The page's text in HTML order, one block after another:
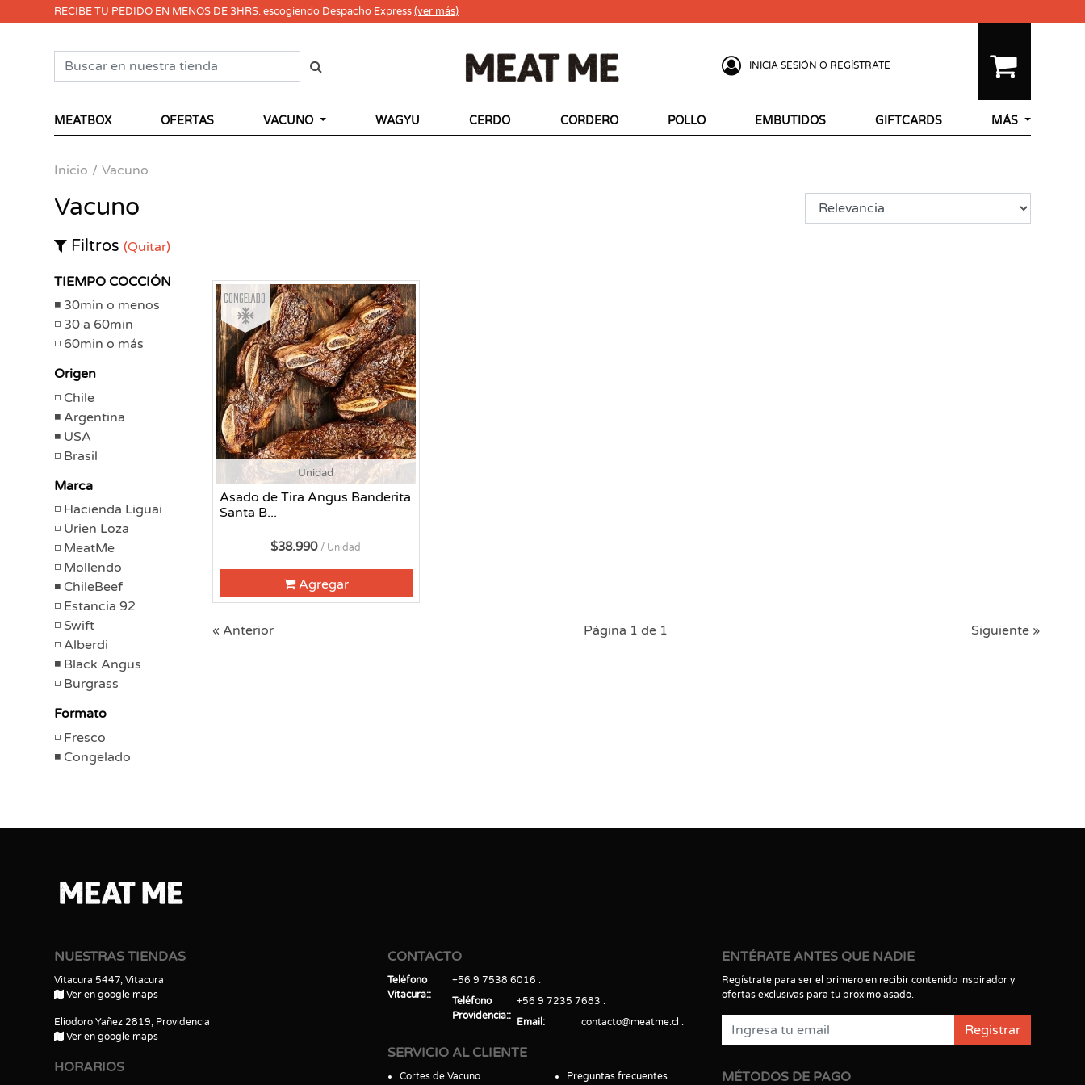
RECIBE TU PEDIDO EN MENOS DE 3HRS. escogiendo Despacho Express(ver más)
INICIA SESIÓN O REGÍSTRATE
MEATBOX OFERTAS VACUNO WAGYU CERDO CORDERO POLLO EMBUTIDOS GIFTCARDS MÁS
Inicio Vacuno
Vacuno
Filtros (Quitar)
TIEMPO COCCIÓN
30min o menos
30 a 60min
60min o más
Origen
Chile
Argentina
USA
Brasil
Marca
Hacienda Liguai
Urien Loza
MeatMe
Mollendo
ChileBeef
Estancia 92
Swift
Alberdi
Black Angus
Burgrass
Formato
Fresco
Congelado
Unidad
Asado de Tira Angus Banderita
Santa B...
Congelado
$38.990 / Unidad
Agregar
« Anterior Página 1 de 1 Siguiente »
NUESTRAS TIENDAS
Vitacura 5447, Vitacura
Ver en google maps
Eliodoro Yañez 2819, Providencia
Ver en google maps
HORARIOS
CONTACTO
Teléfono
Vitacura:
+56 9 7538 6016
Teléfono
Providencia:
+56 9 7235 7683
Email
contacto@meatme.cl
SERVICIO AL CLIENTE
Cortes de Vacuno Preguntas frecuentes
ENTÉRATE ANTES QUE NADIE
Regístrate para ser el primero en recibir contenido inspirador y
ofertas exclusivas para tu próximo asado.
Registrar
MÉTODOS DE PAGO